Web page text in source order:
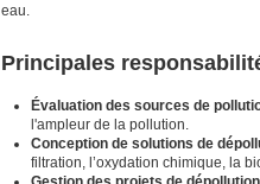
eau.
Principales
Évaluation des sources de
l'ampleur de la pollution.
Conception de solutions de
filtration, l’oxydation chimique, la